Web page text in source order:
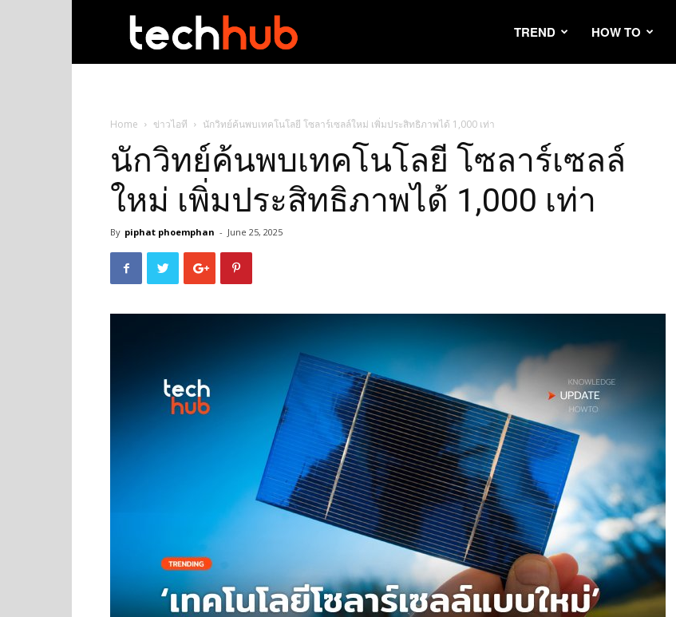
TREND HOW TO
Home ข่าวไอที นักวิทย์ค้นพบเทคโนโลยี โซลาร์เซลล์ใหม่ เพิ่มประสิทธิภาพได้ 1,000 เท่า
นักวิทย์ค้นพบเทคโนโลยี โซลาร์เซลล์
ใหม่ เพิ่มประสิทธิภาพได้ 1,000 เท่า
By piphat phoemphan - June 25, 2025